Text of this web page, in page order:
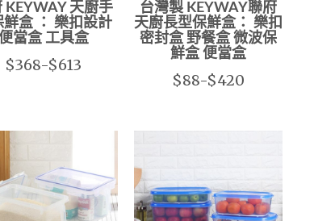
KEYWAY 天廚手
鮮盒 ： 樂扣設計
當盒 工具盒
$368-$613
台灣製 KEYWAY聯府
天廚長型保鮮盒： 樂扣
密封盒 野餐盒 微波保
鮮盒 便當盒
$88-$420